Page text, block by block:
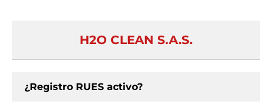
H2O CLEAN S.A.S.
¿Registro RUES activo?